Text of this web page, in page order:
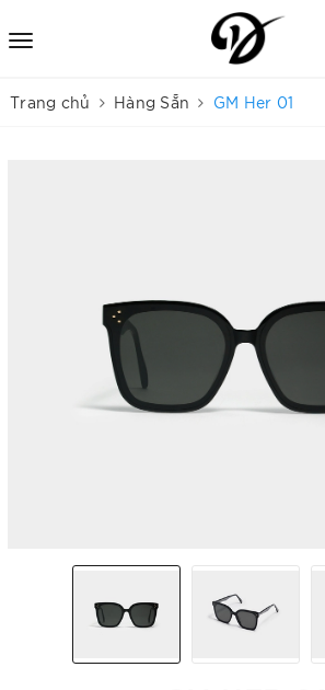
Trang chủ Hàng Sẵn GM Her 01